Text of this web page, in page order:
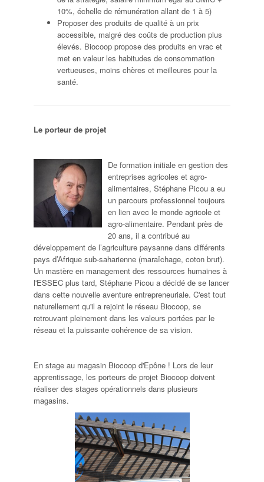
10%, échelle de rémunération allant de 1 à 5)
Proposer des produits de qualité à un prix
accessible, malgré des coûts de production plus
élevés. Biocoop propose des produits en vrac et
met en valeur les habitudes de consommation
vertueuses, moins chères et meilleures pour la
santé.
Le porteur de projet
De formation initiale en gestion des
entreprises agricoles et agro-
alimentaires, Stéphane Picou a eu
un parcours professionnel toujours
en lien avec le monde agricole et
agro-alimentaire. Pendant près de
20 ans, il a contribué au
développement de l’agriculture paysanne dans différents
pays d’Afrique sub-saharienne (maraîchage, coton brut).
Un mastère en management des ressources humaines à
l'ESSEC plus tard, Stéphane Picou a décidé de se lancer
dans cette nouvelle aventure entrepreneuriale. C'est tout
naturellement qu'il a rejoint le réseau Biocoop, se
retrouvant pleinement dans les valeurs portées par le
réseau et la puissante cohérence de sa vision.
En stage au magasin Biocoop d'Epône ! Lors de leur
apprentissage, les porteurs de projet Biocoop doivent
réaliser des stages opérationnels dans plusieurs
magasins.